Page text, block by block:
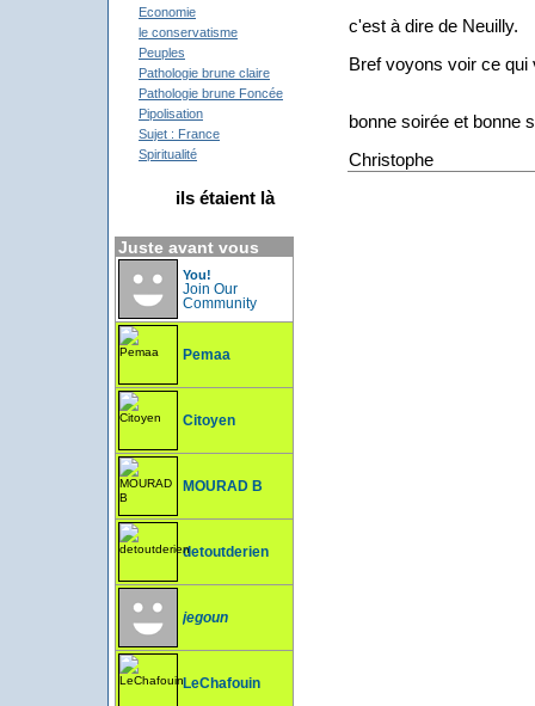
Economie
le conservatisme
Peuples
Pathologie brune claire
Pathologie brune Foncée
Pipolisation
Sujet : France
Spiritualité
ils étaient là
Juste avant vous
You!
Join Our
Community
Pemaa
Citoyen
MOURAD B
detoutderien
jegoun
LeChafouin
c'est à dire de Neuilly.
Bref voyons voir ce
bonne soirée et bonne
Christophe